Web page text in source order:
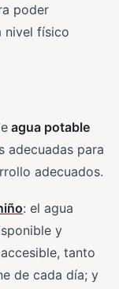
poder
nivel físico
agua potable
adecuadas para
adecuados.
: el agua
y
tanto
de cada día; y